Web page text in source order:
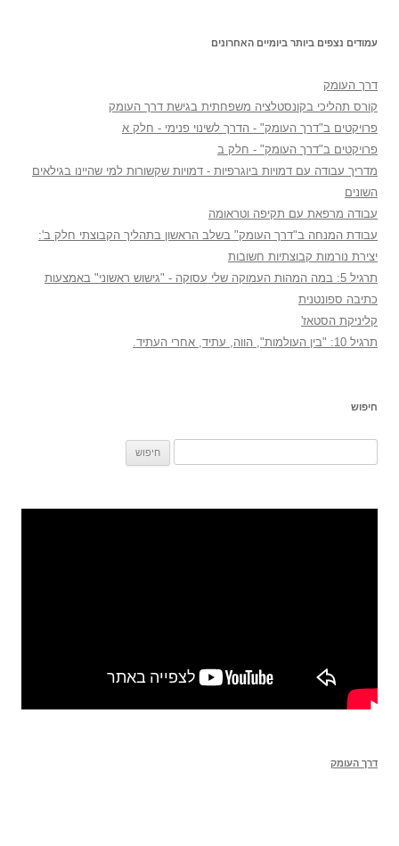
עמודים נצפים ביותר ביומיים האחרונים
דרך העומק
קורס תהליכי בקונסטלציה משפחתית בגישת דרך העומק
פרויקטים ב"דרך העומק" - הדרך לשינוי פנימי - חלק א
פרויקטים ב"דרך העומק" - חלק ב
מדריך עבודה עם דמויות ביוגרפיות - דמויות שקשורות למי שהיינו בגילאים
השונים
עבודה מרפאת עם תקיפה וטראומה
עבודת המנחה ב"דרך העומק" בשלב הראשון בתהליך הקבוצתי חלק ב':
יצירת נורמות קבוצתיות חשובות
תרגיל 5: במה המהות העמוקה שלי עסוקה - "גישוש ראשוני" באמצעות
כתיבה ספונטנית
קליניקת הסטאז'
תרגיל 10: "בין העולמות", הווה, עתיד, אחרי העתיד.
חיפוש
דרך העומק